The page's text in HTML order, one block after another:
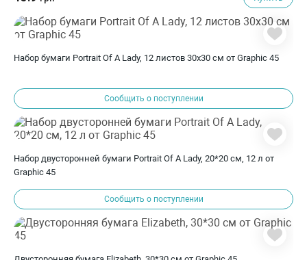
Набор бумаги Portrait Of A Lady, 12 листов 30х30 см от Graphic 45
Сообщить о поступлении
Набор двусторонней бумаги Portrait Of A Lady, 20*20 см, 12 л от
Graphic 45
Сообщить о поступлении